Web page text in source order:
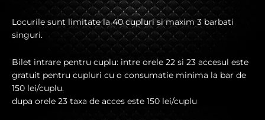
Locurile sunt limitate la 40 cupluri si maxim 3 barbati
singuri.
Bilet intrare pentru cuplu: intre orele 22 si 23 accesul este
gratuit pentru cupluri cu o consumatie minima la bar de
150 lei/cuplu.
dupa orele 23 taxa de acces este 150 lei/cuplu